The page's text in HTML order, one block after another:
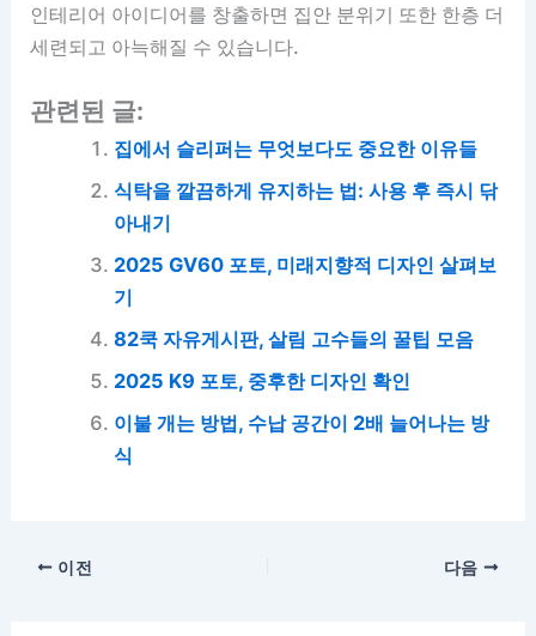
인테리어 아이디어를 창출하면 집안 분위기 또한 한층 더
세련되고 아늑해질 수 있습니다.
관련된 글:
집에서 슬리퍼는 무엇보다도 중요한 이유들
식탁을 깔끔하게 유지하는 법: 사용 후 즉시 닦
아내기
2025 GV60 포토, 미래지향적 디자인 살펴보
기
82쿡 자유게시판, 살림 고수들의 꿀팁 모음
2025 K9 포토, 중후한 디자인 확인
이불 개는 방법, 수납 공간이 2배 늘어나는 방
식
이전 다음